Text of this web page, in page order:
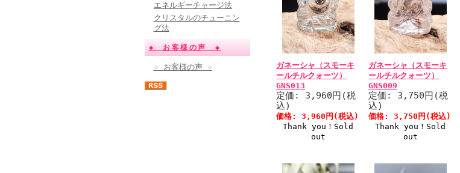
エネルギーチャージ法
クリスタルのチューニン
グ法
◆ お客様の声 ◆
☆ お客様の声 ☆
ガネーシャ（スモーキ
ールチルクォーツ）
GNS013
定価: 3,960円(税
込)
価格: 3,960円(税込)
Thank you！Sold
out
ガネーシャ（スモーキ
ールチルクォーツ）
GNS009
定価: 3,750円(税
込)
価格: 3,750円(税込)
Thank you！Sold
out